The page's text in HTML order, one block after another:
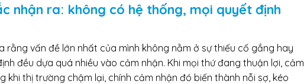
nhận ra: không có hệ thống, mọi quyết định
rằng vấn đề lớn nhất của mình không nằm ở sự thiếu cố gắng hay
đều dựa quá nhiều vào cảm nhận. Khi mọi thứ đang thuận lợi, cảm
khi thị trường chậm lại, chính cảm nhận đó biến thành nỗi sợ, kéo